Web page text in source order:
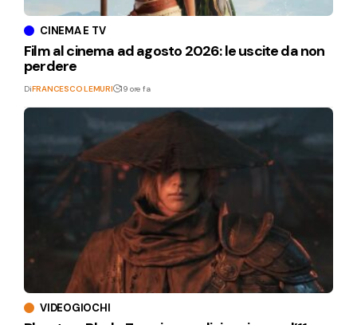
CINEMA E TV
Film al cinema ad agosto 2026: le uscite da non
perdere
DiFRANCESCO LEMURI 19 ore fa
VIDEOGIOCHI